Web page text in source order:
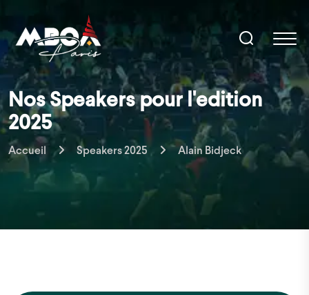
Nos Speakers pour l'edition
2025
Accueil Speakers 2025 Alain Bidjeck